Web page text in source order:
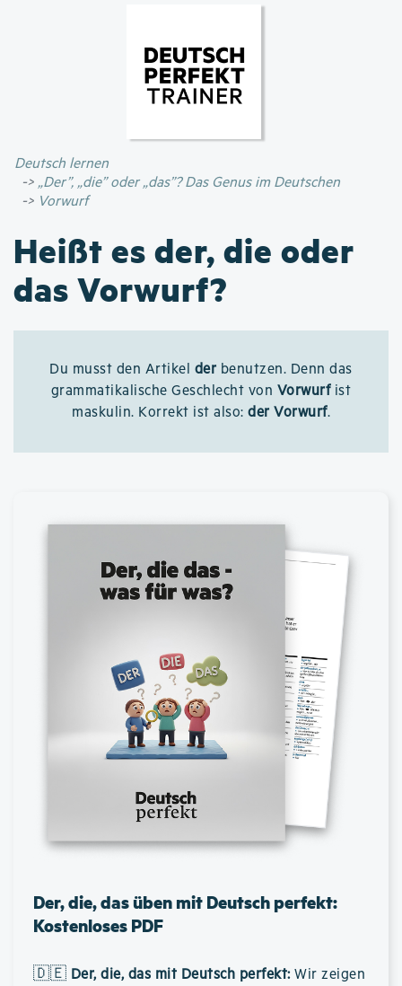
Inhalt
Deutsch lernen
„Der”, „die” oder „das”? Das Genus im Deutschen
Vorwurf
Heißt es der, die oder
das Vorwurf?
Du musst den Artikel der benutzen. Denn das
grammatikalische Geschlecht von Vorwurfist
maskulin. Korrekt ist also: der Vorwurf.
Der, die, das üben mit Deutsch perfekt:
Kostenloses PDF
🇩🇪 Der, die, das mit Deutsch perfekt: Wir zeigen